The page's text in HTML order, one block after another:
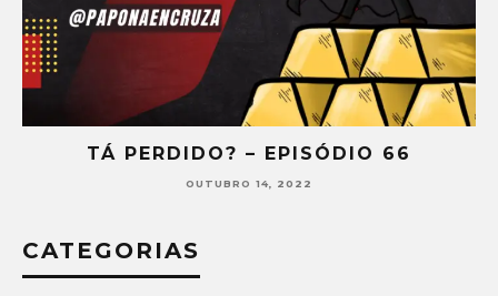
TÁ PERDIDO? – EPISÓDIO 66
OUTUBRO 14, 2022
CATEGORIAS